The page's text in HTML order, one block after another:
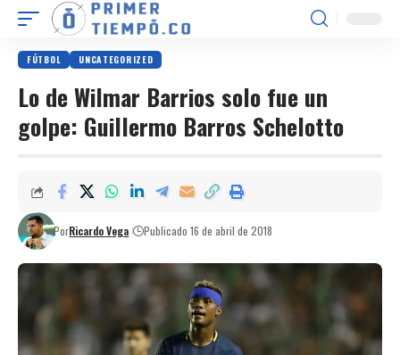
FÚTBOL UNCATEGORIZED
Lo de Wilmar Barrios solo fue un
golpe: Guillermo Barros Schelotto
PorRicardo Vega Publicado 16 de abril de 2018